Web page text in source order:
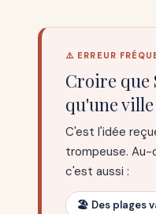
⚠️ ERREUR
Croire que
qu'une
C'est l'idée
trompeuse. Au-
c'est aussi :
🏖️ Des plages